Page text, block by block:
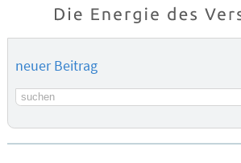
neuer Beitrag
Suchbegriff